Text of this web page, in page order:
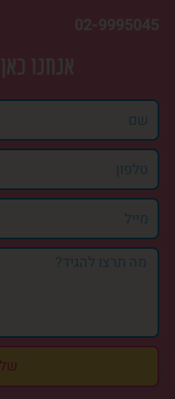
02-9995045
אנחנו